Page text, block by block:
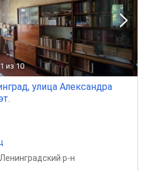
1 из 10
улица Александра
Ленинградский р-н